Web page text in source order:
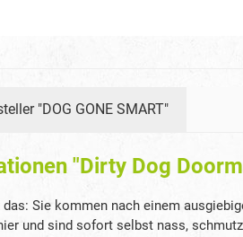
"DOG GONE SMART"
"Dirty Dog
Sie kommen nach einem
und sind sofort selbst nass,